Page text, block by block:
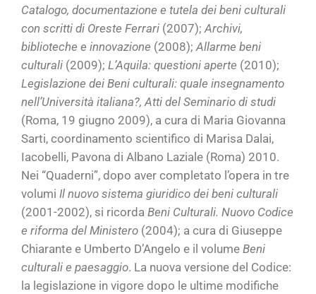
Catalogo, documentazione e tutela dei beni culturali
con scritti di Oreste Ferrari (2007);Archivi,
biblioteche e innovazione (2008);Allarme beni
culturali (2009); L’Aquila: questioni aperte (2010);
Legislazione dei Beni culturali: quale insegnamento
nell’Università italiana?, Atti del Seminario di studi
(Roma, 19 giugno 2009), a cura di Maria Giovanna
Sarti, coordinamento scientifico di Marisa Dalai,
Iacobelli, Pavona di Albano Laziale (Roma) 2010.
Nei “Quaderni”, dopo aver completato l’opera in tre
volumi Il nuovo sistema giuridico dei beni culturali
(2001-2002), si ricorda Beni Culturali. Nuovo Codice
e riforma del Ministero (2004); a cura di Giuseppe
Chiarante e Umberto D’Angelo e il volume Beni
culturali e paesaggio. La nuova versione del Codice:
la legislazione in vigore dopo le ultime modifiche